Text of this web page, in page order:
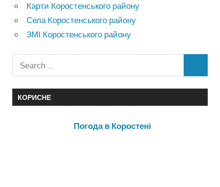
Карти Коростенського району
Села Коростенського району
ЗМІ Коростенського району
КОРИСНЕ
Погода в Коростені